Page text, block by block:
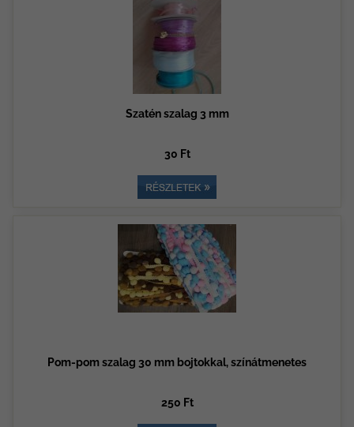
Szatén szalag 3 mm
30 Ft
Pom-pom szalag 30 mm bojtokkal, színátmenetes
250 Ft